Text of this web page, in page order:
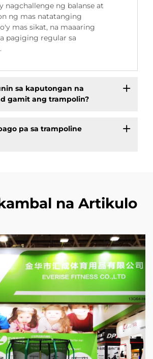
nagchallenge ng balanse at
ng mas natatanging
mas sikat, na maaaring
pagiging regular sa
sa kaputongan na
gamit ang trampolin?
pa sa trampoline
na Artikulo